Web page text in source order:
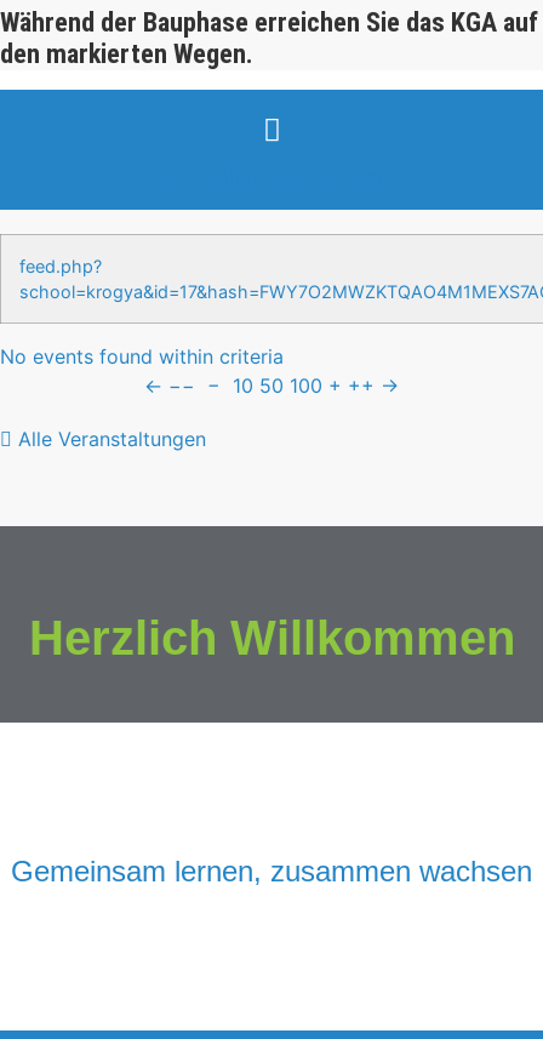
Während der Bauphase erreichen Sie das KGA auf
den markierten Wegen.
feed.php?
No events found within criteria
← −− − 10 50 100 + ++ →
Alle Veranstaltungen
Herzlich Willkommen
Gemeinsam lernen, zusammen wachsen